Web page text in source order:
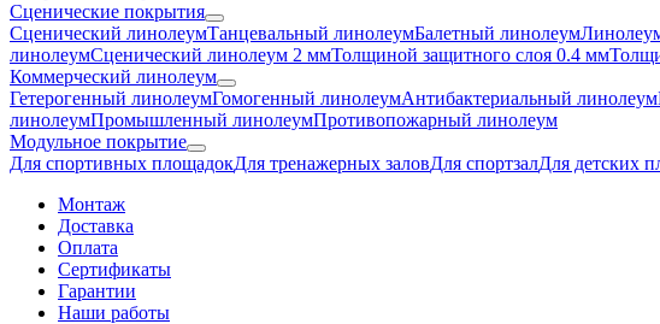
Сценические покрытия
Сценический линолеумТанцевальный линолеумБалетный линолеум
линолеумСценический линолеум 2 ммТолщиной защитного слоя 0.4 мм
Коммерческий линолеум
Гетерогенный линолеумГомогенный линолеумАнтибактериальный линолеум
линолеумПромышленный линолеумПротивопожарный линолеум
Модульное покрытие
Для спортивных площадокДля тренажерных заловДля спортзалДля детских
Монтаж
Доставка
Оплата
Сертификаты
Гарантии
Наши работы